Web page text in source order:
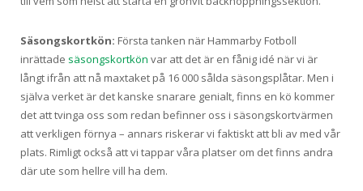
Säsongskortkön: Första tanken när Hammarby Fotboll
inrättade säsongskortkön var att det är en fånig idé när vi är
långt ifrån att nå maxtaket på 16 000 sålda säsongsplåtar. Men i
själva verket är det kanske snarare genialt, finns en kö kommer
det att tvinga oss som redan befinner oss i säsongskortvärmen
att verkligen förnya – annars riskerar vi faktiskt att bli av med vår
plats. Rimligt också att vi tappar våra platser om det finns andra
där ute som hellre vill ha dem.